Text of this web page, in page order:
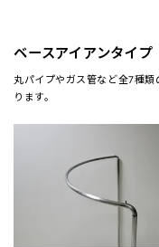
ベースアイアンタイプ
丸パイプやガス管など全7種
ります。